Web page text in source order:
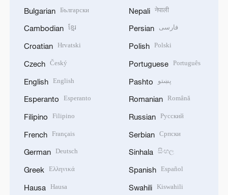
Bulgarian Български
Cambodian ខ្មែរ
Croatian Hrvatski
Czech Český
English English
Esperanto Esperanto
Filipino Filipino
French Français
German Deutsch
Greek Ελληνικά
Hausa Hausa
Nepali नेपाली
Persian فارسی
Polish Polski
Portuguese Português
Pashto پښتو
Romanian Română
Russian Русский
Serbian Српски
Sinhala සිංහල
Spanish Español
Swahili Kiswahili